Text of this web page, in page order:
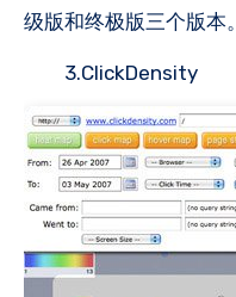
级版和终极版三个版本。
3.ClickDensity